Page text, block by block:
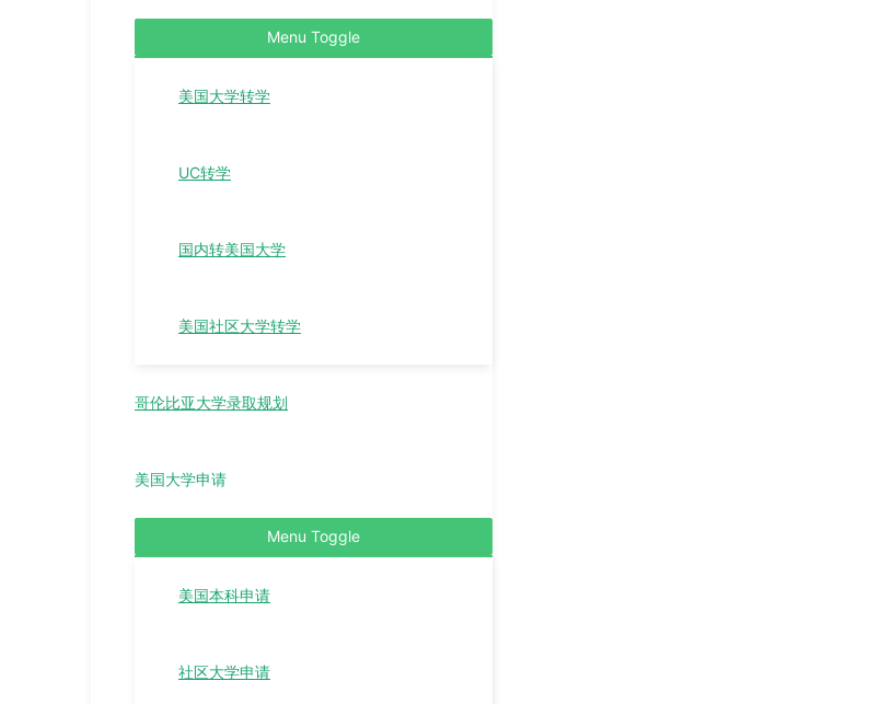
Menu Toggle
美国大学转学
UC转学
国内转美国大学
美国社区大学转学
哥伦比亚大学录取规划
美国大学申请
Menu Toggle
美国本科申请
社区大学申请